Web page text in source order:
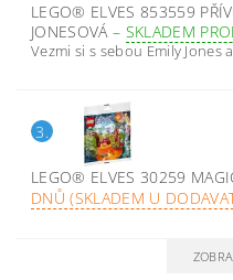
LEGO® ELVES 853559
JONESOVÁ– SKLADEM
Vezmi si s sebou Emily Jones
3.
LEGO® ELVES 30259
DNŮ (SKLADEM U